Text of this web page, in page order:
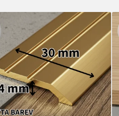
lišty pro vedení
2
rohy 0
k lištám 0
k lištám 0